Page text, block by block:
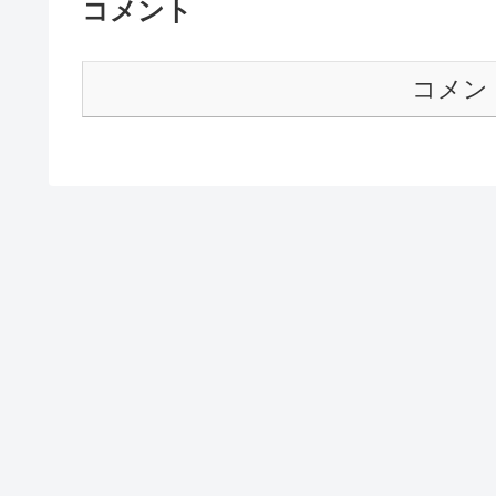
コメント
コメン